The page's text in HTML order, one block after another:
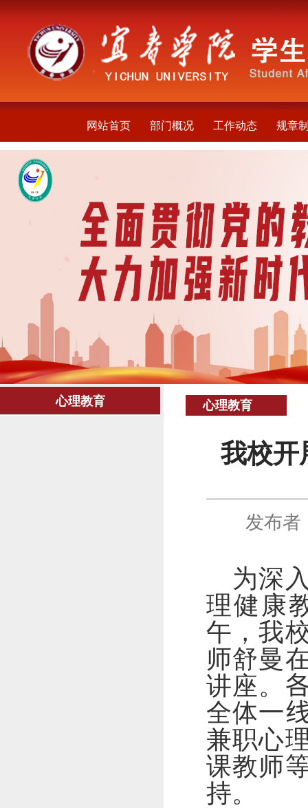
网站首页 部门概况 工作动态 规章
心理教育 心理教育
我校开
发布者
为深
理健康
午，我
师舒曼
讲座。
全体一
兼职心
课教师
持。